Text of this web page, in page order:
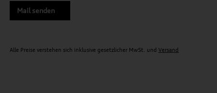
Mail senden
Alle Preise verstehen sich inklusive gesetzlicher MwSt. und Versand